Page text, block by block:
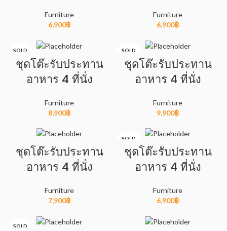
Furniture
6,900฿
Furniture
6,900฿
SOLD
ชุดโต๊ะรับประทาน
อาหาร 4 ที่นั่ง
Furniture
8,900฿
SOLD
ชุดโต๊ะรับประทาน
อาหาร 4 ที่นั่ง
Furniture
9,900฿
ชุดโต๊ะรับประทาน
อาหาร 4 ที่นั่ง
Furniture
7,900฿
SOLD
ชุดโต๊ะรับประทาน
อาหาร 4 ที่นั่ง
Furniture
6,900฿
SOLD